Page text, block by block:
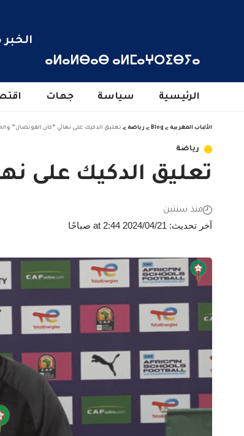
ⴰⵍⴰⵍⴱⴰⴱ ⴰⵍⵎⴰⵖⵔⵉⴱⵢⴰ
الرئيسية سياسة جهات
الألباب المغربية >
Blog
> رياضة > تعليق الدكيك على نهائي “كان الفوتصال”
رياضة
تعليق الدكيك على
آخر تحديث: 2024/04/21 at 2:44 صباحًا
منذ سنتين